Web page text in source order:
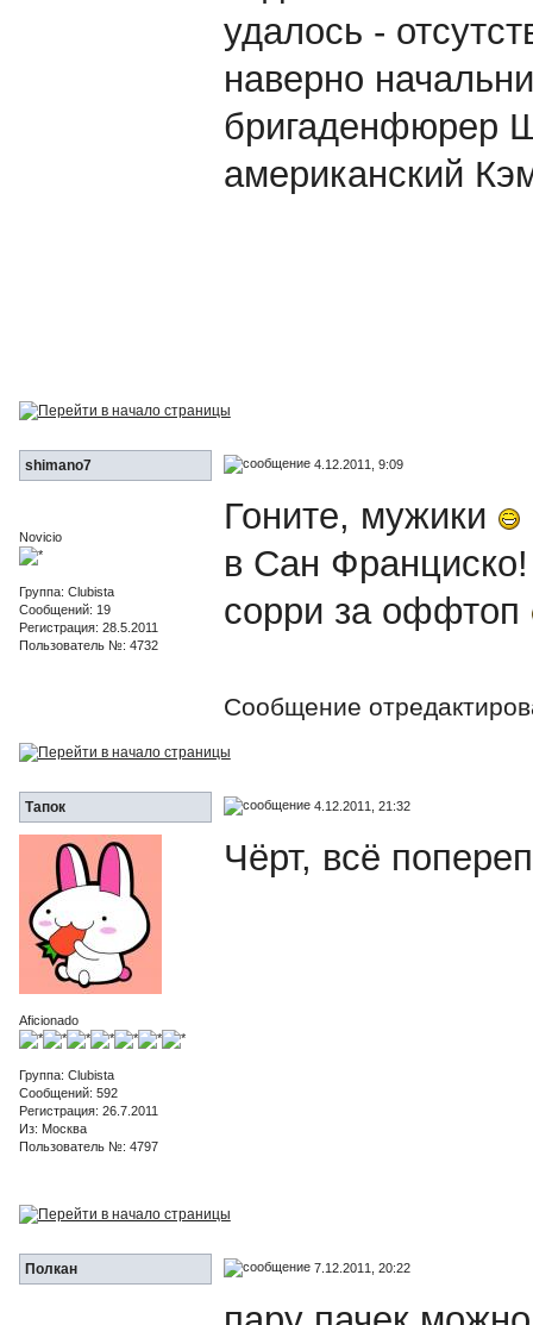
удалось -
наверно
бригаденфюрер
американский
shimano7 4.12.2011, 9:09
Novicio
Группа: Clubista
Сообщений: 19
Регистрация: 28.5.2011
Пользователь №: 4732
Гоните, мужики
в Сан Франциско!
сорри за оффтоп
Сообщение
Тапок 4.12.2011, 21:32
Aficionado
Группа: Clubista
Сообщений: 592
Регистрация: 26.7.2011
Из: Москва
Пользователь №: 4797
Чёрт, всё
Полкан 7.12.2011, 20:22